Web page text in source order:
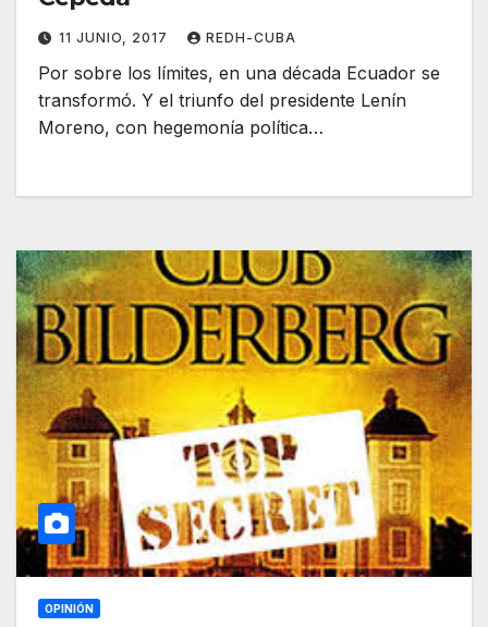
11 JUNIO, 2017 REDH-CUBA
Por sobre los límites, en una década Ecuador se
transformó. Y el triunfo del presidente Lenín
Moreno, con hegemonía política…
OPINIÓN